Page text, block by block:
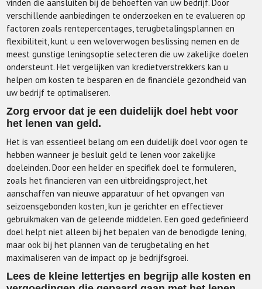
vinden die aansluiten bij de behoeften van uw bedrijf. Door
verschillende aanbiedingen te onderzoeken en te evalueren op
factoren zoals rentepercentages, terugbetalingsplannen en
flexibiliteit, kunt u een weloverwogen beslissing nemen en de
meest gunstige leningsoptie selecteren die uw zakelijke doelen
ondersteunt. Het vergelijken van kredietverstrekkers kan u
helpen om kosten te besparen en de financiële gezondheid van
uw bedrijf te optimaliseren.
Zorg ervoor dat je een duidelijk doel hebt voor
het lenen van geld.
Het is van essentieel belang om een duidelijk doel voor ogen te
hebben wanneer je besluit geld te lenen voor zakelijke
doeleinden. Door een helder en specifiek doel te formuleren,
zoals het financieren van een uitbreidingsproject, het
aanschaffen van nieuwe apparatuur of het opvangen van
seizoensgebonden kosten, kun je gerichter en effectiever
gebruikmaken van de geleende middelen. Een goed gedefinieerd
doel helpt niet alleen bij het bepalen van de benodigde lening,
maar ook bij het plannen van de terugbetaling en het
maximaliseren van de impact op je bedrijfsgroei.
Lees de kleine lettertjes en begrijp alle kosten en